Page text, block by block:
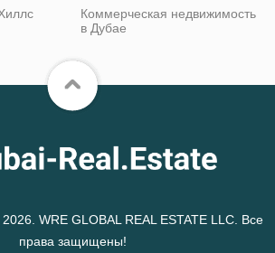
Коммерческая недвижимость
в Дубае
WRE GLOBAL REAL ESTATE LLC. Все
права защищены!